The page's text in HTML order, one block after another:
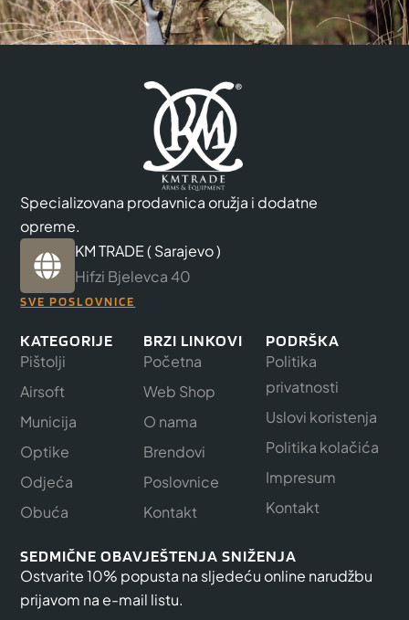
Specializovana prodavnica oružja i dodatne
opreme.
KM TRADE ( Sarajevo )
Hifzi Bjelevca 40
SVE POSLOVNICE
KATEGORIJE
Pištolji
Airsoft
Municija
Optike
Odjeća
Obuća
BRZI LINKOVI
Početna
Web Shop
O nama
Brendovi
Poslovnice
Kontakt
PODRŠKA
Politika
privatnosti
Uslovi koristenja
Politika kolačića
Impresum
Kontakt
SEDMIČNE OBAVJEŠTENJA SNIŽENJA
Ostvarite 10% popusta na sljedeću online narudžbu
prijavom na e-mail listu.